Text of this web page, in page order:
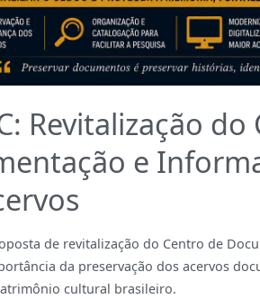
Revitalização
e
de revitalização do Centro de
da preservação dos acervos
cultural brasileiro.